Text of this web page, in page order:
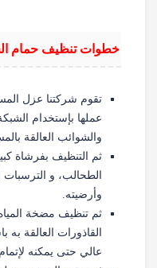
خطوات تنظيف حمام
تقوم شركتنا عزل
عملها بإستخدام
والشوائب العالقة
ثم التنظيف بفرشاة
الطحالب، و الترسبات
وأرضيته.
ثم تنظيف مضخة
القاذورات العالقة
عالي حتى يمكنه